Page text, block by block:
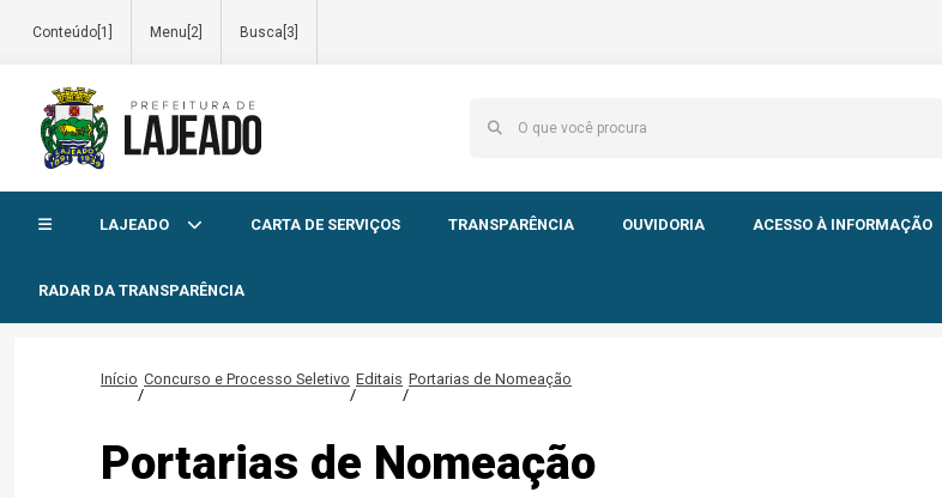
Conteúdo[1] Menu[2] Busca[3]
LAJEADO CARTA DE SERVIÇOS TRANSPARÊNCIA OUVIDORIA ACESSO À INFORMAÇÃO
RADAR DA TRANSPARÊNCIA
Início
/
Concurso e Processo Seletivo
/
Editais
/
Portarias de Nomeação
Portarias de Nomeação